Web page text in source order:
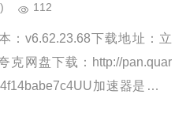
112
：v6.62.23.68下载地址：立
克网盘下载：http://pan.quar
加速器是一款